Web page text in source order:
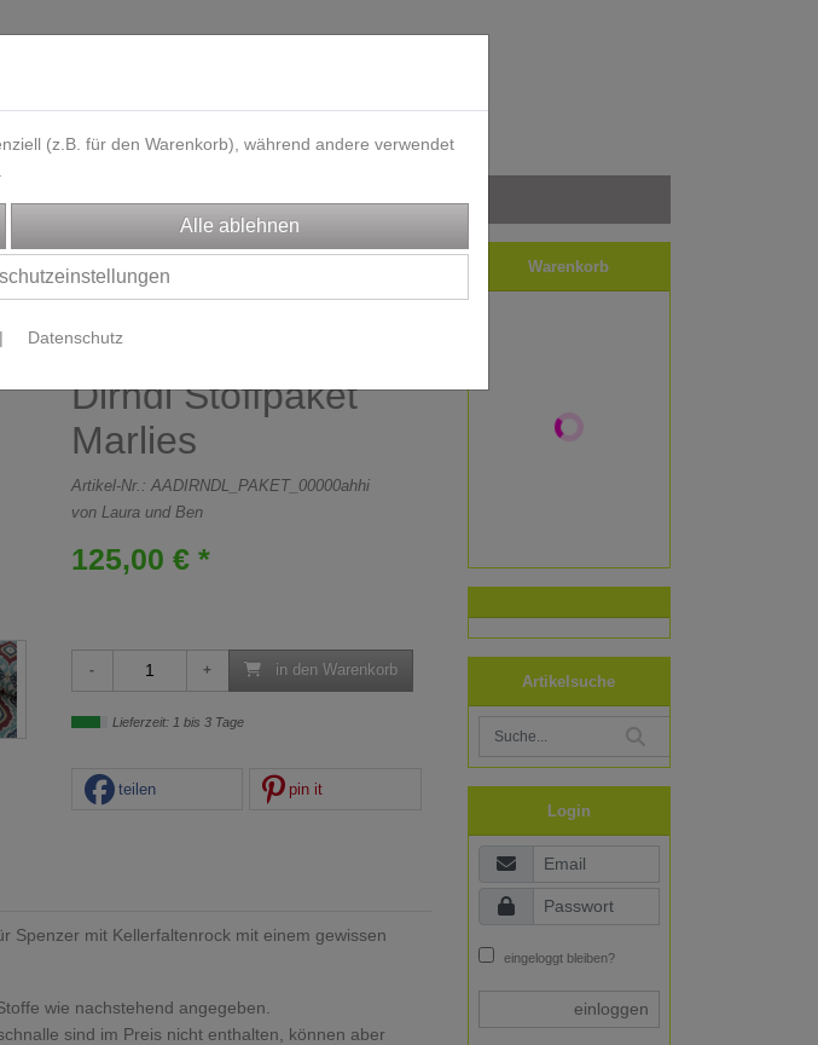
Gutscheine Designbeispiele Impressum
Gobelin Jacquard
Dirndl Stoffpaket
Marlies
Artikel-Nr.: AADIRNDL_PAKET_00000ahhi
von Laura und Ben
125,00 € *
in den Warenkorb
Lieferzeit: 1 bis 3 Tage
teilen pin it
Spenzer mit Kellerfaltenrock mit einem gewissen
wie nachstehend angegeben.
sind im Preis nicht enthalten, können aber
Warenkorb
Artikelsuche
Login
eingeloggt bleiben?
einloggen
(z.B. für den Warenkorb), während andere verwendet
| Datenschutz